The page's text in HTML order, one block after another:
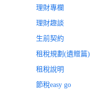
理財專欄
理財趣談
生前契約
租稅規劃(遺贈篇)
租稅說明
節稅easy go